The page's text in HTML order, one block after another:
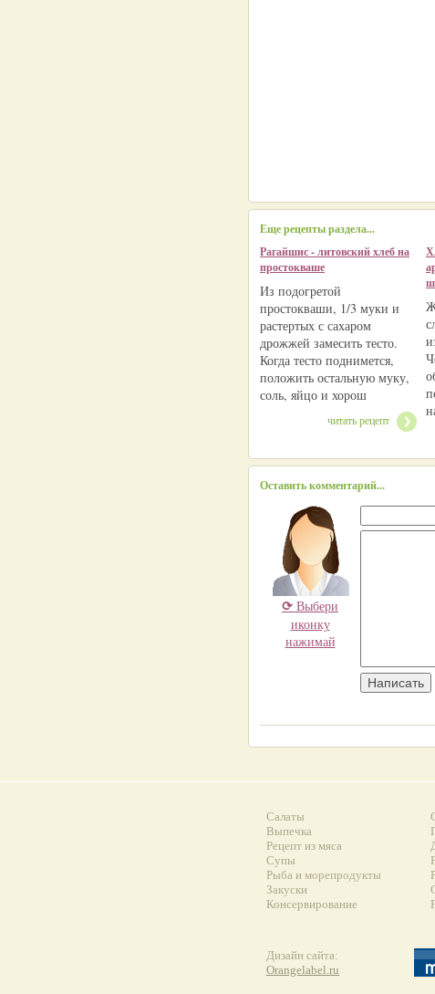
Еще рецепты раздела...
Рагайшис - литовский хлеб на
простокваше
Из подогретой
простокваши, 1/3 муки и
растертых с сахаром
дрожжей замесить тесто.
Когда тесто поднимется,
положить остальную муку,
соль, яйцо и хорош
читать рецепт
Оставить комментарий...
⟳ Выбери
иконку
нажимай
Салаты
Выпечка
Рецепт из мяса
Супы
Рыба и морепродукты
Закуски
Консервирование
Дизайн сайта:
Orangelabel.ru